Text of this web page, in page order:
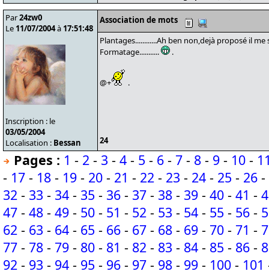
Par24zw0
Le 11/07/2004à 17:51:48
Inscription : le
03/05/2004
Localisation : Bessan
Association de mots
Plantages............Ah ben non,dejà proposé il me
Formatage...........
.
@+ .
24
Pages : 1 - 2 - 3 - 4 - 5 - 6 - 7 - 8 - 9 - 10 -
- 17 - 18 - 19 - 20 - 21 - 22 - 23 - 24 - 25 - 26 -
32 - 33 - 34 - 35 - 36 - 37 - 38 - 39 - 40 - 41 -
47 - 48 - 49 - 50 - 51 - 52 - 53 - 54 - 55 - 56 -
62 - 63 - 64 - 65 - 66 - 67 - 68 - 69 - 70 - 71 -
77 - 78 - 79 - 80 - 81 - 82 - 83 - 84 - 85 - 86 -
92 - 93 - 94 - 95 - 96 - 97 - 98 - 99 - 100 - 101